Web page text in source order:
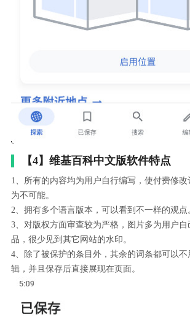
【4】维基百科中文版软件特点
1、所有的内容均为用户自行编写，使付费修
为不可能。
2、拥有多个语言版本，可以看到不一样的观点
3、对版权方面审查较为严格，图片多为用户
品，很少见到其它网站的水印。
4、除了被保护的条目外，其余的词条都可以不
辑，并且保存后直接展现在页面。